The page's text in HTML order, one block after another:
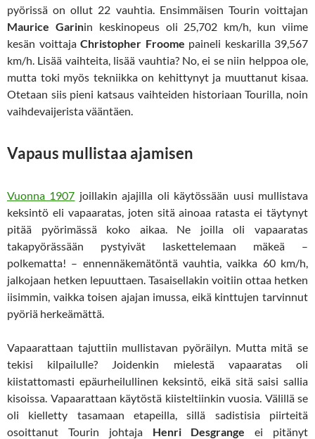
pyörissä on ollut 22 vauhtia. Ensimmäisen Tourin voittajan
Maurice Garinin keskinopeus oli 25,702 km/h, kun viime
kesän voittaja Christopher Froome paineli keskarilla 39,567
km/h. Lisää vaihteita, lisää vauhtia? No, ei se niin helppoa ole,
mutta toki myös tekniikka on kehittynyt ja muuttanut kisaa.
Otetaan siis pieni katsaus vaihteiden historiaan Tourilla, noin
vaihdevaijerista vääntäen.
Vapaus mullistaa ajamisen
Vuonna 1907 joillakin ajajilla oli käytössään uusi mullistava
keksintö eli vapaaratas, joten sitä ainoaa ratasta ei täytynyt
pitää pyörimässä koko aikaa. Ne joilla oli vapaaratas
takapyörässään pystyivät laskettelemaan mäkeä –
polkematta! – ennennäkemätöntä vauhtia, vaikka 60 km/h,
jalkojaan hetken lepuuttaen. Tasaisellakin voitiin ottaa hetken
iisimmin, vaikka toisen ajajan imussa, eikä kinttujen tarvinnut
pyöriä herkeämättä.
Vapaarattaan tajuttiin mullistavan pyöräilyn. Mutta mitä se
tekisi kilpailulle? Joidenkin mielestä vapaaratas oli
kiistattomasti epäurheilullinen keksintö, eikä sitä saisi sallia
kisoissa. Vapaarattaan käytöstä kiisteltiinkin vuosia. Välillä se
oli kielletty tasamaan etapeilla, sillä sadistisia piirteitä
osoittanut Tourin johtaja Henri Desgrange ei pitänyt